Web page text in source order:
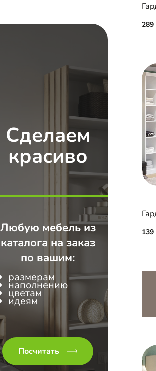
Сделаем
красиво
Любую мебель из
каталога на заказ
по вашим:
размерам
наполнению
цветам
идеям
Посчитать